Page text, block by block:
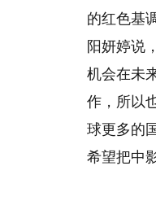
的红色基
阳妍婷说
机会在未
作，所以
球更多的
希望把中